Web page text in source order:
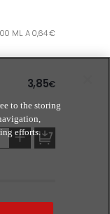
ML. A 0,64 €
3,85€
+
to the storing
efforts.